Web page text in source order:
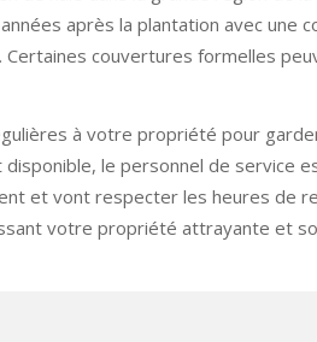
après la plantation avec une
couvertures formelles
à votre propriété pour
le personnel de service
et vont respecter les heures de
votre propriété attrayante et